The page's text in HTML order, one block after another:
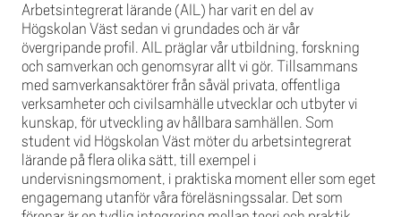
Arbetsintegrerat lärande (AIL) har varit en del av
Högskolan Väst sedan vi grundades och är vår
övergripande profil. AIL präglar vår utbildning, forskning
och samverkan och genomsyrar allt vi gör. Tillsammans
med samverkansaktörer från såväl privata, offentliga
verksamheter och civilsamhälle utvecklar och utbyter vi
kunskap, för utveckling av hållbara samhällen. Som
student vid Högskolan Väst möter du arbetsintegrerat
lärande på flera olika sätt, till exempel i
undervisningsmoment, i praktiska moment eller som eget
engagemang utanför våra föreläsningssalar. Det som